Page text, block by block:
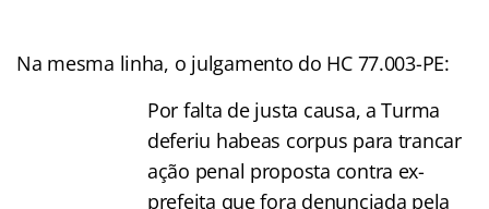
Na mesma linha, o julgamento do HC 77.003-PE:
Por falta de justa causa, a Turma
deferiu habeas corpus para trancar
ação penal proposta contra ex-
prefeita que fora denunciada pela